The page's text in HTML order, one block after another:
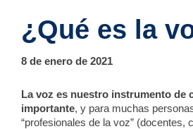
¿Qué es la
8 de enero de 2021
La voz es nuestro instrumento de
importante, y para muchas
“profesionales de la voz” (docentes,